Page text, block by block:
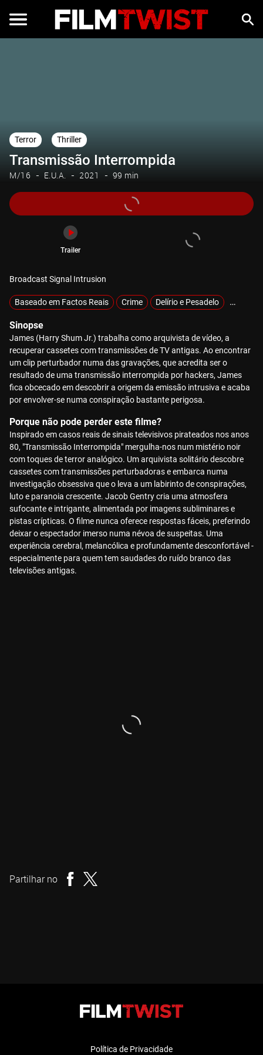
Terror Thriller
Transmissão Interrompida
M/16 E.U.A. 2021 99 min
Trailer
Broadcast Signal Intrusion
Baseado em Factos Reais Crime Delírio e Pesadelo
Sinopse
James (Harry Shum Jr.) trabalha como arquivista de vídeo, a
recuperar cassetes com transmissões de TV antigas. Ao encontrar
um clip perturbador numa das gravações, que acredita ser o
resultado de uma transmissão interrompida por hackers, James
fica obcecado em descobrir a origem da emissão intrusiva e acaba
por envolver-se numa conspiração bastante perigosa.
Porque não pode perder este filme?
Inspirado em casos reais de sinais televisivos pirateados nos anos
80, "Transmissão Interrompida" mergulha-nos num mistério noir
com toques de terror analógico. Um arquivista solitário descobre
cassetes com transmissões perturbadoras e embarca numa
investigação obsessiva que o leva a um labirinto de conspirações,
luto e paranoia crescente. Jacob Gentry cria uma atmosfera
sufocante e intrigante, alimentada por imagens subliminares e
pistas crípticas. O filme nunca oferece respostas fáceis, preferindo
deixar o espectador imerso numa névoa de suspeitas. Uma
experiência cerebral, melancólica e profundamente desconfortável -
especialmente para quem tem saudades do ruído branco das
televisões antigas.
Partilhar no
Política de Privacidade